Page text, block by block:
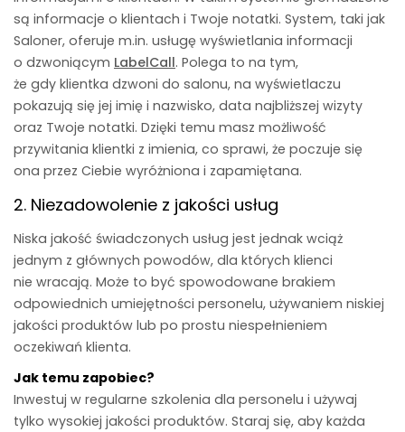
są informacje o klientach i Twoje notatki. System, taki jak
Saloner, oferuje m.in. usługę wyświetlania informacji
o dzwoniącym LabelCall. Polega to na tym,
że gdy klientka dzwoni do salonu, na wyświetlaczu
pokazują się jej imię i nazwisko, data najbliższej wizyty
oraz Twoje notatki. Dzięki temu masz możliwość
przywitania klientki z imienia, co sprawi, że poczuje się
ona przez Ciebie wyróżniona i zapamiętana.
2. Niezadowolenie z jakości usług
Niska jakość świadczonych usług jest jednak wciąż
jednym z głównych powodów, dla których klienci
nie wracają. Może to być spowodowane brakiem
odpowiednich umiejętności personelu, używaniem niskiej
jakości produktów lub po prostu niespełnieniem
oczekiwań klienta.
Jak temu zapobiec?
Inwestuj w regularne szkolenia dla personelu i używaj
tylko wysokiej jakości produktów. Staraj się, aby każda